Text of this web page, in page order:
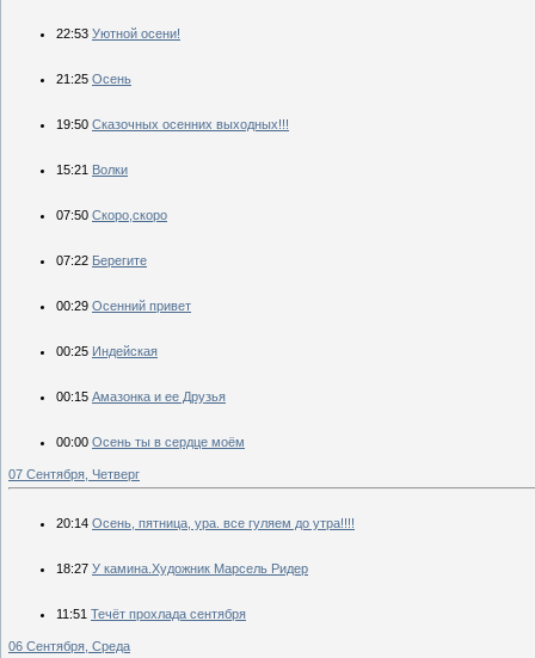
22:53 Уютной осени!
21:25 Осень
19:50 Сказочных осенних выходных!!!
15:21 Волки
07:50 Скоро,скоро
07:22 Берегите
00:29 Осенний привет
00:25 Индейская
00:15 Амазонка и ее Друзья
00:00 Осень ты в сердце моём
07 Сентября, Четверг
20:14 Осень, пятница, ура. все гуляем до утра!!!!
18:27 У камина.Художник Марсель Ридер
11:51 Течёт прохлада сентября
06 Сентября, Среда